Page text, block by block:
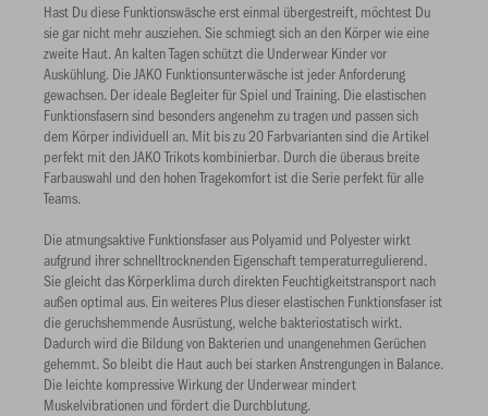
Hast Du diese Funktionswäsche erst einmal übergestreift, möchtest Du
sie gar nicht mehr ausziehen. Sie schmiegt sich an den Körper wie eine
zweite Haut. An kalten Tagen schützt die Underwear Kinder vor
Auskühlung. Die JAKO Funktionsunterwäsche ist jeder Anforderung
gewachsen. Der ideale Begleiter für Spiel und Training. Die elastischen
Funktionsfasern sind besonders angenehm zu tragen und passen sich
dem Körper individuell an. Mit bis zu 20 Farbvarianten sind die Artikel
perfekt mit den JAKO Trikots kombinierbar. Durch die überaus breite
Farbauswahl und den hohen Tragekomfort ist die Serie perfekt für alle
Teams.
Die atmungsaktive Funktionsfaser aus Polyamid und Polyester wirkt
aufgrund ihrer schnelltrocknenden Eigenschaft temperaturregulierend.
Sie gleicht das Körperklima durch direkten Feuchtigkeitstransport nach
außen optimal aus. Ein weiteres Plus dieser elastischen Funktionsfaser ist
die geruchshemmende Ausrüstung, welche bakteriostatisch wirkt.
Dadurch wird die Bildung von Bakterien und unangenehmen Gerüchen
gehemmt. So bleibt die Haut auch bei starken Anstrengungen in Balance.
Die leichte kompressive Wirkung der Underwear mindert
Muskelvibrationen und fördert die Durchblutung.